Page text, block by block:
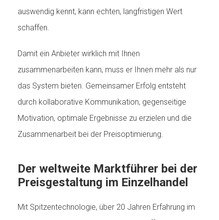
auswendig kennt, kann echten, langfristigen Wert
schaffen.
Damit ein Anbieter wirklich mit Ihnen
zusammenarbeiten kann, muss er Ihnen mehr als nur
das System bieten. Gemeinsamer Erfolg entsteht
durch kollaborative Kommunikation, gegenseitige
Motivation, optimale Ergebnisse zu erzielen und die
Zusammenarbeit bei der Preisoptimierung.
Der weltweite Marktführer bei der
Preisgestaltung im Einzelhandel
Mit Spitzentechnologie, über 20 Jahren Erfahrung im